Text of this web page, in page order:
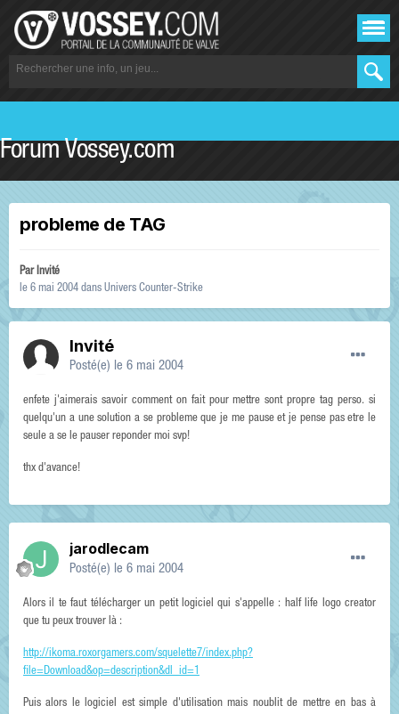
Forum Vossey.com
probleme de TAG
Par Invité
le 6 mai 2004 dans Univers Counter-Strike
Invité
Posté(e) le 6 mai 2004
enfete j'aimerais savoir comment on fait pour mettre sont propre tag perso. si
quelqu'un a une solution a se probleme que je me pause et je pense pas etre le
seule a se le pauser reponder moi svp!
thx d'avance!
jarodlecam
Posté(e) le 6 mai 2004
Alors il te faut télécharger un petit logiciel qui s'appelle : half life logo creator
que tu peux trouver là :
http://ikoma.roxorgamers.com/squelette7/index.php?
file=Download&op=description&dl_id=1
Puis alors le logiciel est simple d'utilisation mais noublit de mettre en bas à